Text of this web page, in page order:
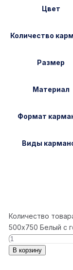
Цвет
Количество
Размер
Материал
Формат
Виды
Количество
500x750 Белый с
В корзину